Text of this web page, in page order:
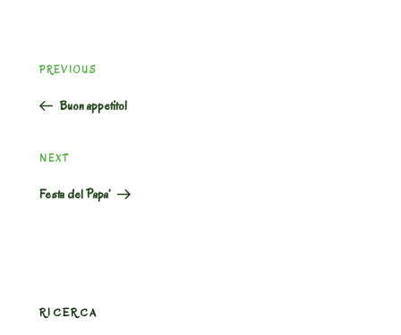
navigation
Previous
PREVIOUS
Buon appetito!
Next
NEXT
Festa del Papa’
RICERCA